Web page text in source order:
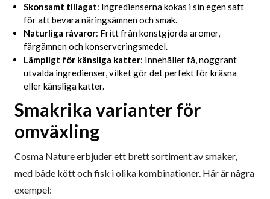
Skonsamt tillagat: Ingredienserna kokas i sin egen saft
för att bevara näringsämnen och smak.
Naturliga råvaror: Fritt från konstgjorda aromer,
färgämnen och konserveringsmedel.
Lämpligt för känsliga katter: Innehåller få, noggrant
utvalda ingredienser, vilket gör det perfekt för kräsna
eller känsliga katter.
Smakrika varianter för
omväxling
Cosma Nature erbjuder ett brett sortiment av smaker,
med både kött och fisk i olika kombinationer. Här är några
exempel: